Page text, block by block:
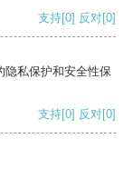
支持[0] 反对[0]
隐私保护和安全性保
支持[0] 反对[0]